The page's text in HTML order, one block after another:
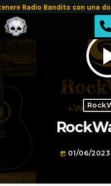
Radio Bandito con una
today 01/06/2023